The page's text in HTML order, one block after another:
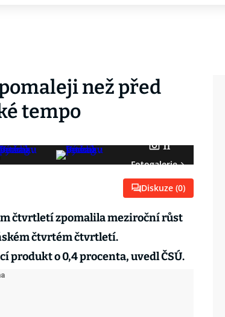
než před
tempo
11
Fotogalerie
Diskuze (0)
čtvrtletí zpomalila meziroční růst
čtvrtém čtvrtletí.
o 0,4 procenta, uvedl ČSÚ.